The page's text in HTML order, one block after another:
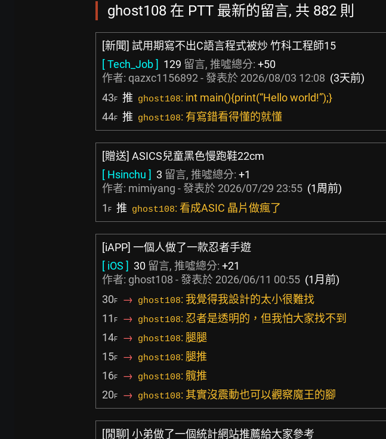
ghost108 在 PTT 最新的留言, 共 882 則
[新聞] 試用期寫不出C語言程式被炒 竹科工程師15
[ Tech_Job ] 129 留言, 推噓總分: +50
作者: qazxc1156892 - 發表於 2026/08/03 12:08 (3天前)
43F 推 ghost108: int main(){print(“Hello world!”);}
44F 推 ghost108: 有寫錯看得懂的就懂
[贈送] ASICS兒童黑色慢跑鞋22cm
[ Hsinchu ] 3 留言, 推噓總分: +1
作者: mimiyang - 發表於 2026/07/29 23:55 (1周前)
1 F 推 ghost108: 看成ASIC 晶片做瘋了
[iAPP] 一個人做了一款忍者手遊
[ iOS ] 30 留言, 推噓總分: +21
作者: ghost108 - 發表於 2026/06/11 00:55 (1月前)
30F → ghost108: 我覺得我設計的太小很難找
11 F → ghost108: 忍者是透明的，但我怕大家找不到
14F → ghost108: 腿腿
15F → ghost108: 腿推
16F → ghost108: 髖推
20F → ghost108: 其實沒震動也可以觀察魔王的腳
[閒聊] 小弟做了一個統計網站推薦給大家參考